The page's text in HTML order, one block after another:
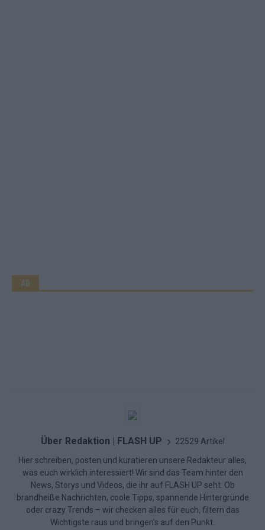
AD
Über Redaktion | FLASH UP 22529 Artikel
Hier schreiben, posten und kuratieren unsere Redakteur alles,
was euch wirklich interessiert! Wir sind das Team hinter den
News, Storys und Videos, die ihr auf FLASH UP seht. Ob
brandheiße Nachrichten, coole Tipps, spannende Hintergründe
oder crazy Trends – wir checken alles für euch, filtern das
Wichtigste raus und bringen’s auf den Punkt.